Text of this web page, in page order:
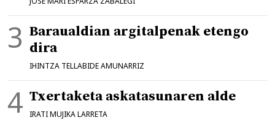
Baraualdian argitalpenak etengo
dira
IHINTZA TELLABIDE AMUNARRIZ
Txertaketa askatasunaren alde
IRATI MUJIKA LARRETA